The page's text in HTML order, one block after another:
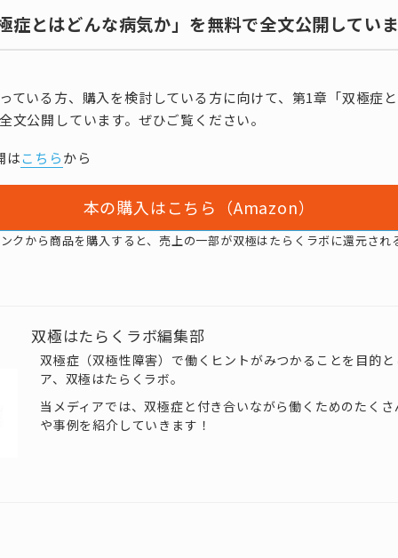
症とはどんな病気か」を無料で全文公開してい
ている方、購入を検討している方に向けて、第1章「双極症
文公開しています。ぜひご覧ください。
はこちらから
本の購入はこちら（Amazon）
クから商品を購入すると、売上の一部が双極はたらくラボに還元され
双極はたらくラボ編集部
双極症（双極性障害）で働くヒントがみつかることを目的
ア、双極はたらくラボ。
当メディアでは、双極症と付き合いながら働くためのたく
や事例を紹介していきます！